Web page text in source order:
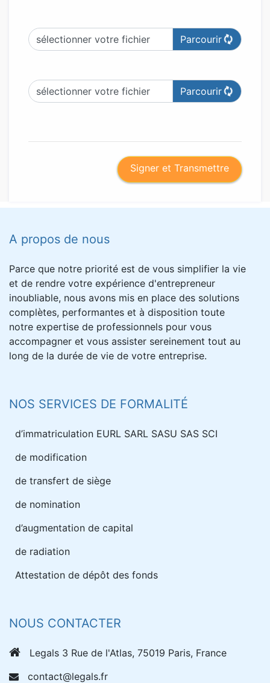
sélectionner votre fichier
sélectionner votre fichier
Signer et Transmettre
A propos de nous
Parce que notre priorité est de vous simplifier la vie
et de rendre votre expérience d'entrepreneur
inoubliable, nous avons mis en place des solutions
complètes, performantes et à disposition toute
notre expertise de professionnels pour vous
accompagner et vous assister sereinement tout au
long de la durée de vie de votre entreprise.
NOS SERVICES DE FORMALITÉ
d’immatriculation EURL SARL SASU SAS SCI
de modification
de transfert de siège
de nomination
d’augmentation de capital
de radiation
Attestation de dépôt des fonds
NOUS CONTACTER
Legals 3 Rue de l'Atlas, 75019 Paris, France
contact@legals.fr